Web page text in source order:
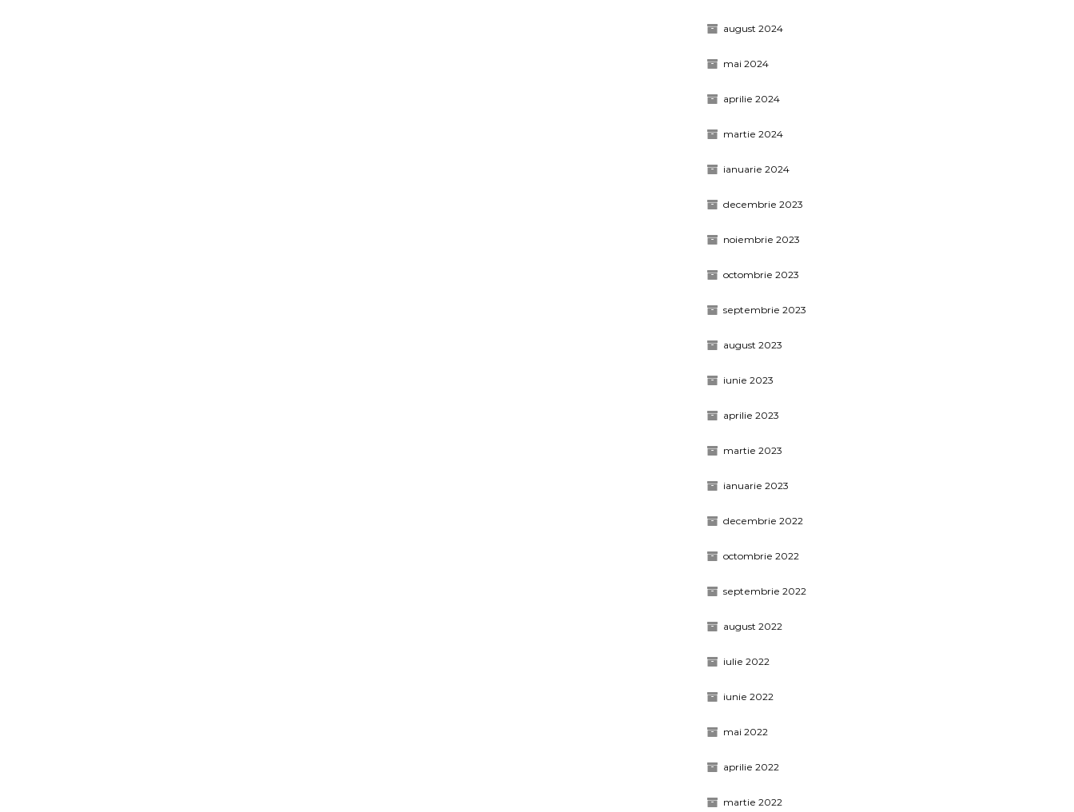
august 2024
mai 2024
aprilie 2024
martie 2024
ianuarie 2024
decembrie 2023
noiembrie 2023
octombrie 2023
septembrie 2023
august 2023
iunie 2023
aprilie 2023
martie 2023
ianuarie 2023
decembrie 2022
octombrie 2022
septembrie 2022
august 2022
iulie 2022
iunie 2022
mai 2022
aprilie 2022
martie 2022